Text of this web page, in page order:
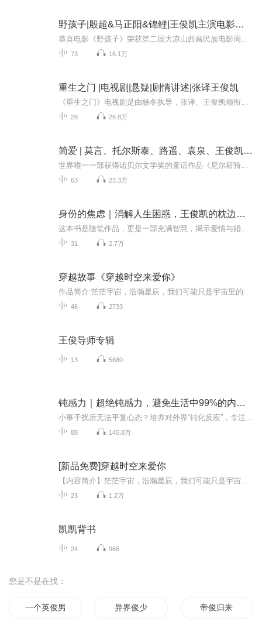
野孩子|殷超&马正阳&锦鲤|王俊凯主演电影原著
73 16.1万
重生之门 |电视剧|悬疑|剧情讲述|张译王俊凯
28 26.8万
简爱 | 莫言、托尔斯泰、路遥、袁泉、王俊凯盛赞
63 23.3万
身份的焦虑｜消解人生困惑，王俊凯的枕边书|心理|焦虑消除
31 2.7万
穿越故事《穿越时空来爱你》
46 2733
王俊导师专辑
13 5680
钝感力｜超绝钝感力，避免生活中99%的内耗｜渡边淳一经典励志大作！央视新闻、《奇葩说》鼎力推荐，马东、蔡康永、杨天真、王俊凯推荐书目。写给易因小事敏感，什么都往心里去的人
88 145.8万
[新品免费]穿越时空来爱你
23 1.2万
凯凯背书
24 966
您是不是在找：
一个英俊男子的异世界生活异界俊少 帝俊归来